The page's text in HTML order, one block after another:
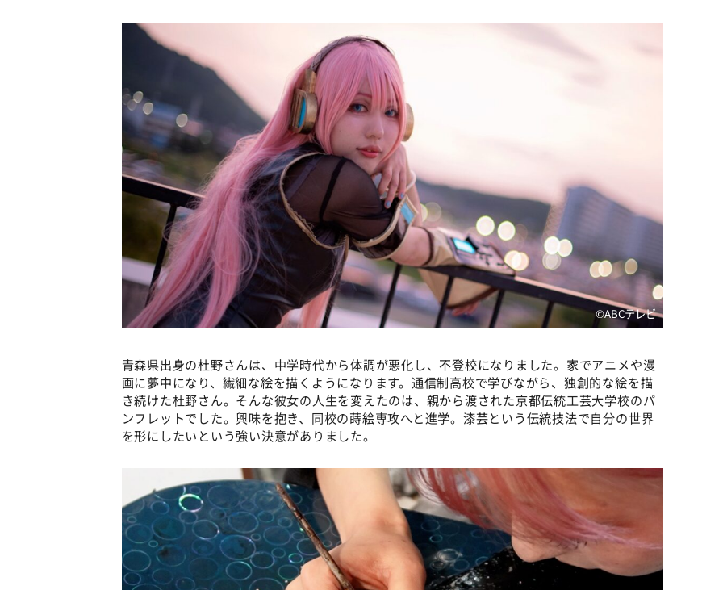
©ABCテレビ
青森県出身の杜野さんは、中学時代から体調が悪化し、不登校になりました。家でアニメや漫
画に夢中になり、繊細な絵を描くようになります。通信制高校で学びながら、独創的な絵を描
き続けた杜野さん。そんな彼女の人生を変えたのは、親から渡された京都伝統工芸大学校のパ
ンフレットでした。興味を抱き、同校の蒔絵専攻へと進学。漆芸という伝統技法で自分の世界
を形にしたいという強い決意がありました。